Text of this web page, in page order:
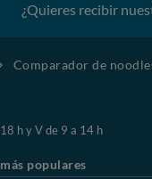
¿Quieres recibir
Comparador de
h y V de 9 a 14 h
populares